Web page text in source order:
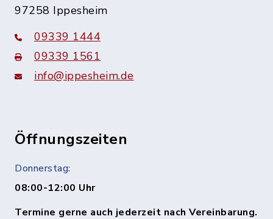
97258 Ippesheim
09339 1444
09339 1561
info@ippesheim.de
Öffnungszeiten
Donnerstag:
08:00-12:00 Uhr
Termine gerne auch jederzeit nach Vereinbarung.